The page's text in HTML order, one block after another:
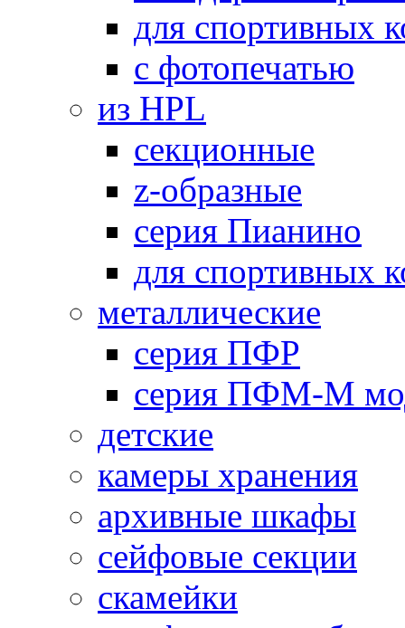
для спортивных
с фотопечатью
из HPL
секционные
z-образные
серия Пианино
для спортивных
металлические
серия ПФР
серия ПФМ-М
детские
камеры хранения
архивные шкафы
сейфовые секции
скамейки